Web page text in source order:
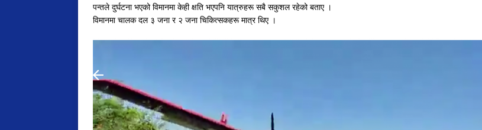
पन्तले दुर्घटना भएको विमानमा केही क्षति भएपनि यात्रुहरू सबै सकुशल रहेको बताए ।
विमानमा चालक दल ३ जना र २ जना चिकित्सकहरू मात्र थिए ।